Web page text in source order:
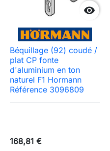

Béquillage (92) coudé /
plat CP fonte
d'aluminium en ton
naturel F1 Hormann
Référence 3096809
168,81 €